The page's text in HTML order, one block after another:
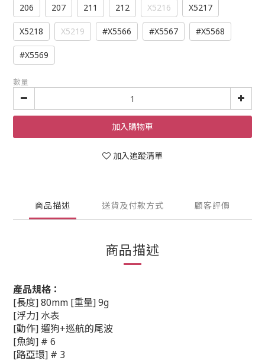
206 207 211 212 X5216 X5217
X5218 X5219 #X5566 #X5567 #X5568
#X5569
數量
加入購物車
加入追蹤清單
商品描述 送貨及付款方式 顧客評價
商品描述
產品規格：
[長度] 80mm [重量] 9g
[浮力] 水表
[動作] 遛狗+巡航的尾波
[魚鉤] # 6
[路亞環] # 3